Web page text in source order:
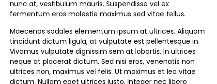
nunc at, vestibulum mauris. Suspendisse vel ex
fermentum eros molestie maximus sed vitae tellus.
Maecenas sodales elementum ipsum at ultrices. Aliquam
tincidunt dictum ligula, at vulputate est pellentesque in.
Vivamus vulputate dignissim sem at lobortis. In ultrices
neque at placerat dictum. Sed nisi eros, venenatis non
ultrices non, maximus vel felis. Ut maximus et leo vitae
dictum. Nullam eget ultrices justo. Integer nec libero